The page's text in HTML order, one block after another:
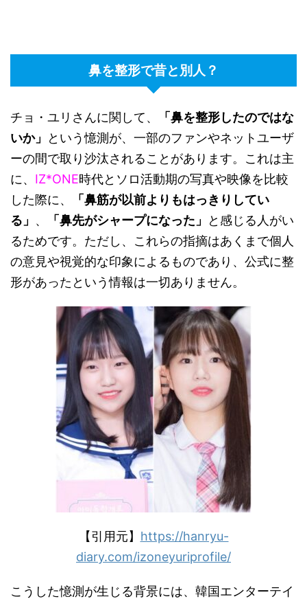
鼻を整形で昔と別人？
チョ・ユリさんに関して、
「鼻を整形したのではな
いか」
という憶測が、一部のファンやネットユーザ
ーの間で取り沙汰されることがあります。これは主
に、 IZ*ONE時代とソロ活動期の写真や映像を比較
した際に、
「鼻筋が以前よりもはっきりしてい
る」 、 「鼻先がシャープになった」
と感じる人がい
るためです。ただし、これらの指摘はあくまで個人
の意見や視覚的な印象によるものであり、公式に整
形があったという情報は一切ありません。
【引用元】 https://hanryu-
diary.com/izoneyuriprofile/
こうした憶測が生じる背景には、韓国エンターテイ